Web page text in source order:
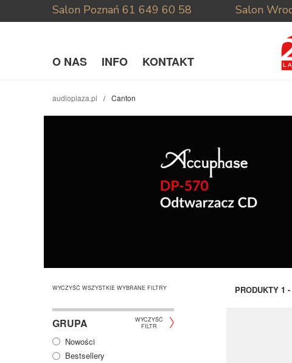
Salon Poznań 61 649 60 58 Salon
O NAS INFO KONTAKT
audioplaza.pl Canton
WYCZYŚĆ WSZYSTKIE WYBRANE FILTRY
GRUPA
WYCZYŚĆ
FILTR
Nowości
Bestsellery
PRODUKTY 1 -